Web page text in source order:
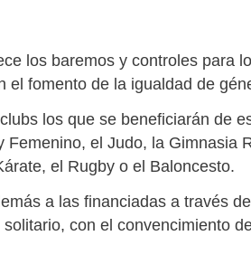
los baremos y controles para
el fomento de la igualdad de
los que se beneficiarán de
Femenino, el Judo, la Gimnasia
el Rugby o el Baloncesto.
a las financiadas a través
con el convencimiento